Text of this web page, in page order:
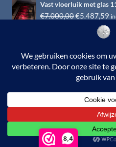
8,4
Vast vloerluik met glas
€7.000,00€5.487,59
is:
© 2026 RVS-woonwinkel.nl is
BTW nr. NL002145483B31
RABO 010.12.95.251
GRAPHICS